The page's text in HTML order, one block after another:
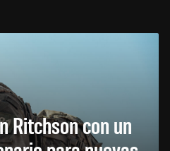
Ritchson con un